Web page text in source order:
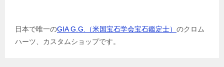
日本で唯一のGIA G.G.（米国宝石学会宝石鑑定士） のクロム
ハーツ、カスタムショップです。